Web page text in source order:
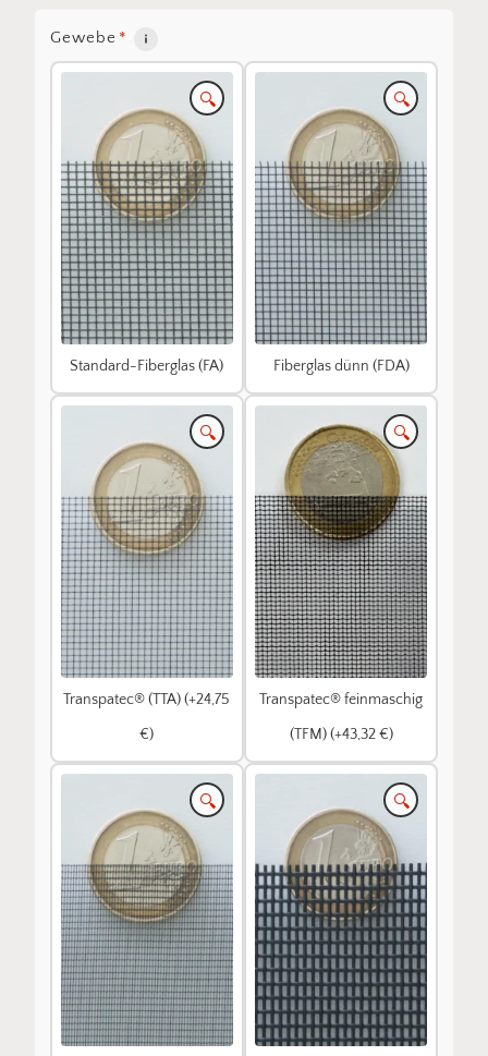
Gewebe *
🔍
Standard-Fiberglas (FA)
🔍
Fiberglas dünn (FDA)
🔍
Transpatec® (TTA) (+24,75
€)
🔍
Transpatec® feinmaschig
(TFM) (+43,32 €)
🔍 🔍